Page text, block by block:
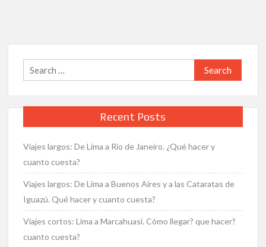
Coco
Playas
y
diversión.
¿Qué
hacer?
y
¿Cuanto
cuesta?
Search
for:
Recent Posts
Viajes largos: De Lima a Rio de Janeiro. ¿Qué hacer y
cuanto cuesta?
Viajes largos: De Lima a Buenos Aires y a las Cataratas de
Iguazú. Qué hacer y cuanto cuesta?
Viajes cortos: Lima a Marcahuasi. Cómo llegar? que hacer?
cuanto cuesta?